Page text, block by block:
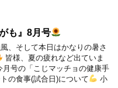
も』8月号
、そして本日はかなりの暑さ
皆様、夏の疲れなど出ていま
号の「こじマッチョの健康手
の食事(試合日)について
小